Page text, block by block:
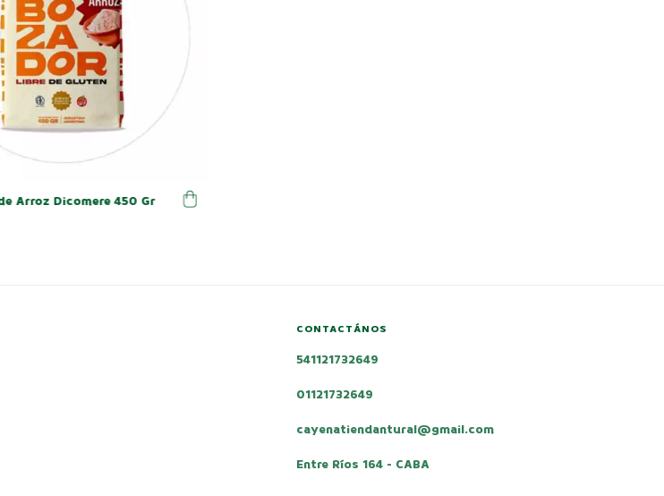
Arroz Dicomere 450 Gr
CONTACTÁNOS
541121732649
01121732649
cayenatiendantural@gmail.com
Entre Ríos 164 - CABA